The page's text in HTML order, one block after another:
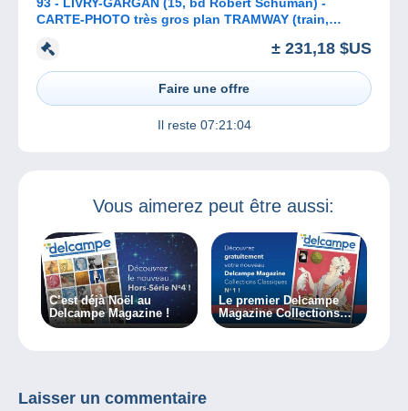
93 - LIVRY-GARGAN (15, bd Robert Schuman) -
CARTE-PHOTO très gros plan TRAMWAY (train,
± 231,18 $US
Faire une offre
Il reste 07:21:04
Vous aimerez peut être aussi:
C’est déjà Noël au
Delcampe Magazine !
Le premier Delcampe
Magazine Collections
Classiques est à votre
Laisser un commentaire